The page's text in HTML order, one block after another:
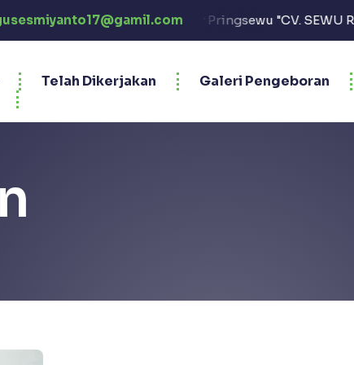
Website Jasa Sumur Bor Pringsewu "CV. SEWU REZEKI"
Telah Dikerjakan Galeri Pengeboran